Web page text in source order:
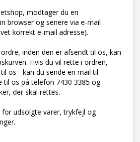
modtager du en
browser og senere via e-mail
korrekt e-mail adresse).
inden den er afsendt til os, kan
Hvis du vil rette i ordren,
os - kan du sende en mail til
til os på telefon 7430 3385 og
der skal rettes.
udsolgte varer, trykfejl og